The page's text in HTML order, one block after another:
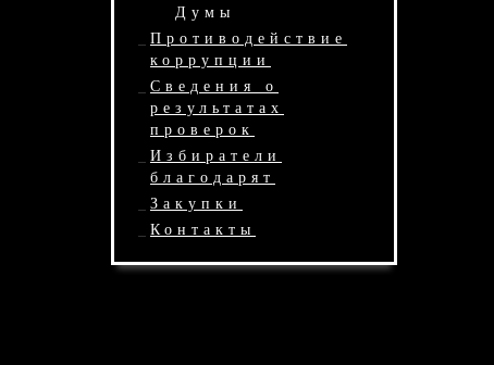
Думы
Противодействие
коррупции
Сведения о
результатах
проверок
Избиратели
благодарят
Закупки
Контакты